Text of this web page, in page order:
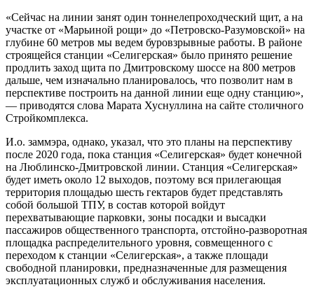
«Сейчас на линии занят один тоннелепроходческий щит, а на
участке от «Марьиной рощи» до «Петровско-Разумовской» на
глубине 60 метров мы ведем буровзрывные работы. В районе
строящейся станции «Селигерская» было принято решение
продлить заход щита по Дмитровскому шоссе на 800 метров
дальше, чем изначально планировалось, что позволит нам в
перспективе построить на данной линии еще одну станцию»,
— приводятся слова Марата Хуснуллина на сайте столичного
Стройкомплекса.
И.о. заммэра, однако, указал, что это планы на перспективу
после 2020 года, пока станция «Селигерская» будет конечной
на Люблинско-Дмитровской линии. Станция «Селигерская»
будет иметь около 12 выходов, поэтому вся прилегающая
территория площадью шесть гектаров будет представлять
собой большой ТПУ, в состав которой войдут
перехватывающие парковки, зоны посадки и высадки
пассажиров общественного транспорта, отстойно-разворотная
площадка распределительного уровня, совмещенного с
переходом к станции «Селигерская», а также площади
свободной планировки, предназначенные для размещения
эксплуатационных служб и обслуживания населения.